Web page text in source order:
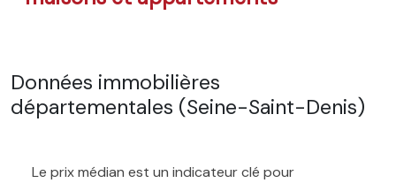
Données immobilières
départementales (Seine-Saint-Denis)
Le prix médian est un indicateur clé pour